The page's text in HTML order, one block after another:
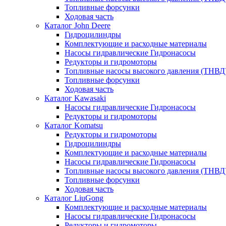
Топливные форсунки
Ходовая часть
Каталог John Deere
Гидроцилиндры
Комплектующие и расходные материалы
Насосы гидравлические Гидронасосы
Редукторы и гидромоторы
Топливные насосы высокого давления
Топливные форсунки
Ходовая часть
Каталог Kawasaki
Насосы гидравлические Гидронасосы
Редукторы и гидромоторы
Каталог Komatsu
Редукторы и гидромоторы
Гидроцилиндры
Комплектующие и расходные материалы
Насосы гидравлические Гидронасосы
Топливные насосы высокого давления
Топливные форсунки
Ходовая часть
Каталог LiuGong
Комплектующие и расходные материалы
Насосы гидравлические Гидронасосы